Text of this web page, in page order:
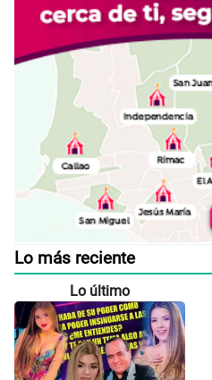
Lo más reciente
Lo último